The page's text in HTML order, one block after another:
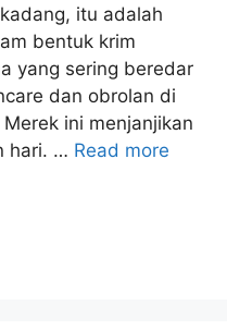
itu adalah
bentuk krim
yang sering beredar
dan obrolan di
ini menjanjikan
hari. … Read more